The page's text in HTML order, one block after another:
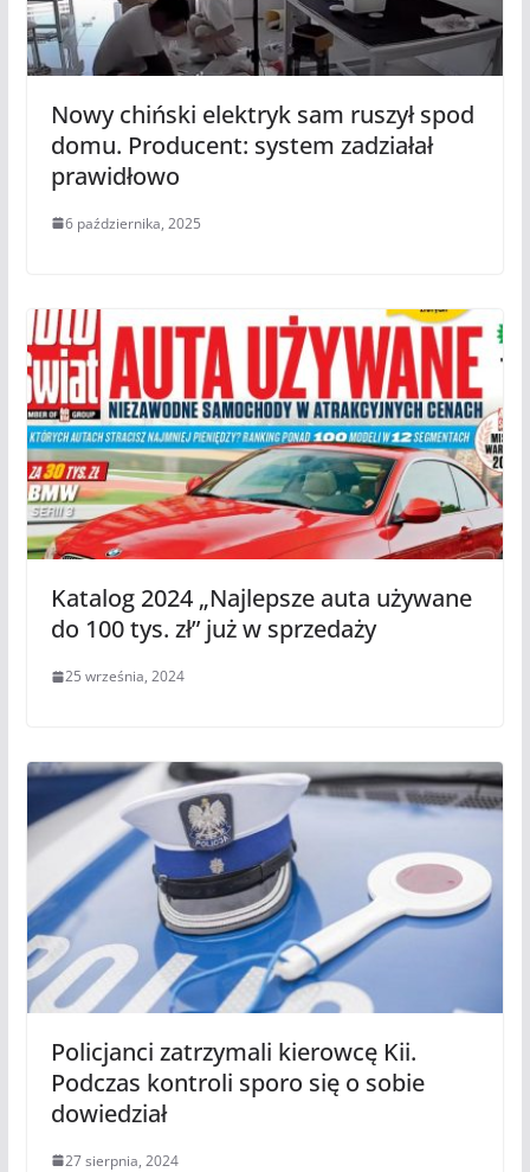
Nowy chiński elektryk sam ruszył spod
domu. Producent: system zadziałał
prawidłowo
6 października, 2025
Katalog 2024 „Najlepsze auta używane
do 100 tys. zł” już w sprzedaży
25 września, 2024
Policjanci zatrzymali kierowcę Kii.
Podczas kontroli sporo się o sobie
dowiedział
27 sierpnia, 2024